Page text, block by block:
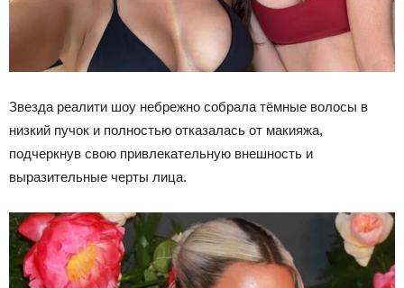
Звезда реалити шоу небрежно собрала тёмные волосы в
низкий пучок и полностью отказалась от макияжа,
подчеркнув свою привлекательную внешность и
выразительные черты лица.